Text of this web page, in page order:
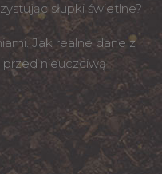
słupki świetlne?
Jak realne dane z
przed nieuczciwą